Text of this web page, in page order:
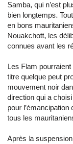
Samba, qui n’est
bien longtemps.
en bons
Nouakchott, les
connues avant les
Les Flam
titre quelque peut
mouvement noir
direction qui a choisi
pour l’émancipation
tous les
Après la